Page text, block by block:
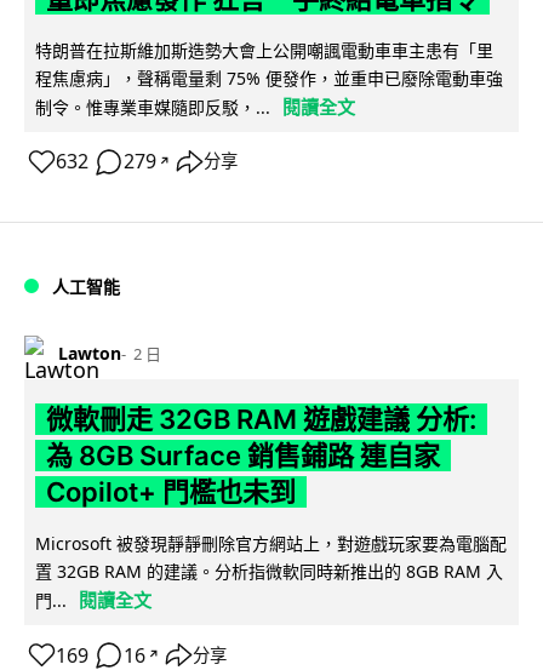
特朗普在拉斯維加斯造勢大會上公開嘲諷電動車車主患有「里
程焦慮病」，聲稱電量剩 75% 便發作，並重申已廢除電動車強
制令。惟專業車媒隨即反駁，...
閱讀全文
632 279 ↗ 分享
人工智能
Lawton 2 日
微軟刪走 32GB RAM 遊戲建議 分析:
為 8GB Surface 銷售鋪路 連自家
Copilot+ 門檻也未到
Microsoft 被發現靜靜刪除官方網站上，對遊戲玩家要為電腦配
置 32GB RAM 的建議。分析指微軟同時新推出的 8GB RAM 入
門...
閱讀全文
169 16 ↗ 分享